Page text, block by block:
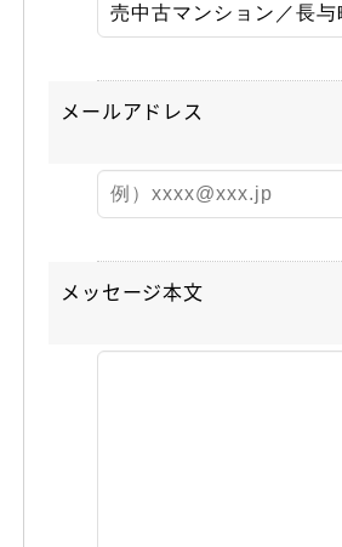
メールアドレス
メッセージ本文